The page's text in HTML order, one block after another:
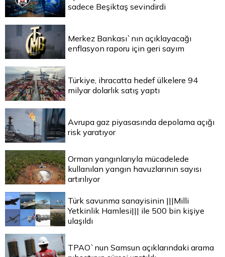
sadece Beşiktaş sevindirdi
Merkez Bankası`nın açıklayacağı
enflasyon raporu için geri sayım
Türkiye, ihracatta hedef ülkelere 94
milyar dolarlık satış yaptı
Avrupa gaz piyasasında depolama açığı
risk yaratıyor
Orman yangınlarıyla mücadelede
kullanılan yangın havuzlarının sayısı
artırılıyor
Türk savunma sanayisinin |||Milli
Yetkinlik Hamlesi||| ile 500 bin kişiye
ulaşıldı
TPAO`nun Samsun açıklarındaki arama